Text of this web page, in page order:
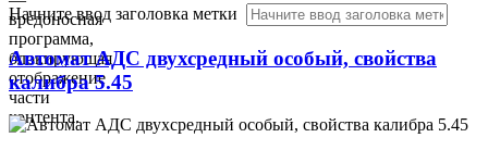
вредоносная
программа,
блокирующая
отображение
части
контента.
Начните ввод заголовка метки
Автомат АДС двухсредный особый, свойства
калибра 5.45